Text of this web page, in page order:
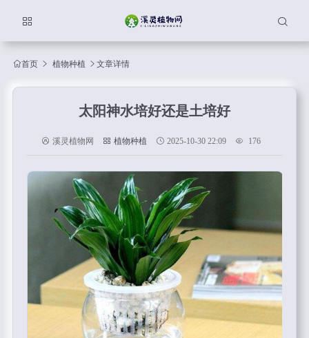
首页 植物种植 文章详情
太阳神水培好还是土培好
溪灵植物网 植物种植 2025-10-30 22:09 176